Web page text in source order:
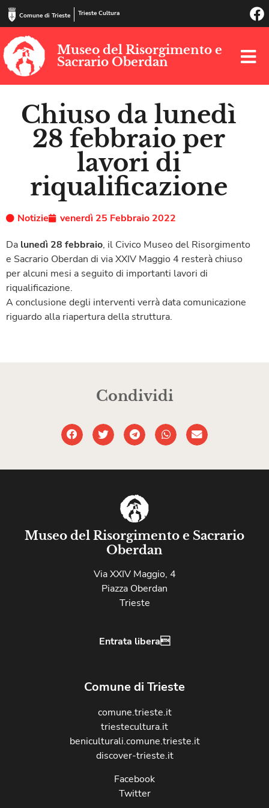
Comune di Trieste Trieste Cultura
Museo del Risorgimento e
Sacrario Oberdan
Chiuso da lunedì
28 febbraio per
lavori di
riqualificazione
Notizie
venerdì 25 Febbraio 2022
Da lunedì 28 febbraio, il Civico Museo del Risorgimento
e Sacrario Oberdan di via XXIV Maggio 4 resterà chiuso
per alcuni mesi a seguito di importanti lavori di
riqualificazione.
A conclusione degli interventi verrà data comunicazione
riguardo alla riapertura della struttura.
Condividi
Museo del Risorgimento e Sacrario
Oberdan
Via XXIV Maggio, 4
Piazza Oberdan
Trieste
Entrata libera
Comune di Trieste
comune.trieste.it
triestecultura.it
beniculturali.comune.trieste.it
discover-trieste.it
Facebook
Twitter